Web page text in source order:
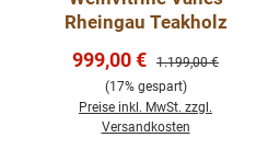
H/BT: 85/160/45 cm
Abmessungen H/B/T: in
erhältlich 120 cm oder 160cm
Rheingau Teakholz
Verkaufspreis:
999,00 € Regulärer Preis:
1.199,00 €
(17% gespart)
Preise inkl. MwSt. zzgl.
Versandkosten